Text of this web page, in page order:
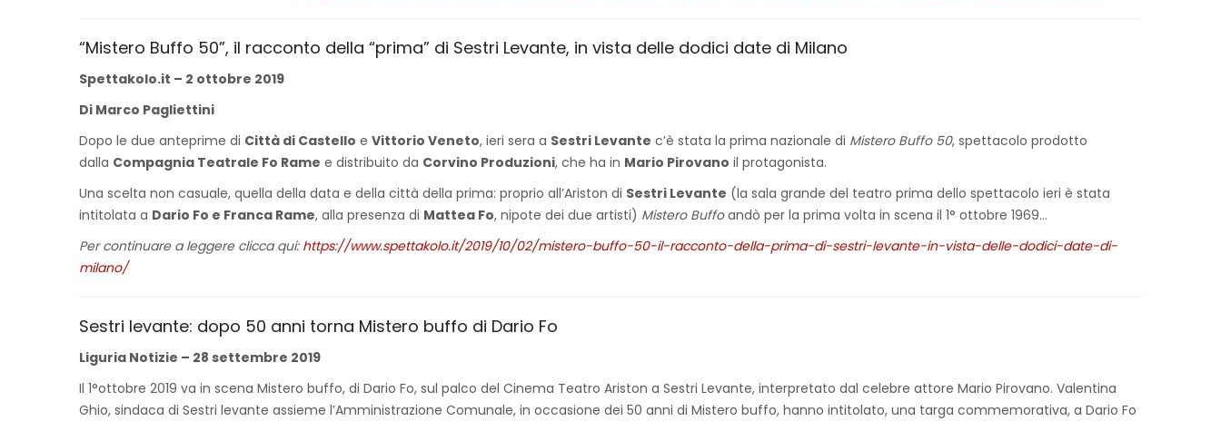
“Mistero Buffo 50”, il racconto della “prima” di Sestri Levante, in vista delle dodici date di Milano
Spettakolo.it – 2 ottobre 2019
Di Marco Pagliettini
Dopo le due anteprime di Città di Castello e Vittorio Veneto, ieri sera a Sestri Levante c’è stata la prima nazionale di Mistero Buffo 50, spettacolo prodotto
dalla Compagnia Teatrale Fo Rame e distribuito da Corvino Produzioni, che ha in Mario Pirovano il protagonista.
Una scelta non casuale, quella della data e della città della prima: proprio all’Ariston di Sestri Levante (la sala grande del teatro prima dello spettacolo ieri è stata
intitolata a Dario Fo e Franca Rame, alla presenza di Mattea Fo, nipote dei due artisti) Mistero Buffoandò per la prima volta in scena il 1° ottobre 1969…
Per continuare a leggere clicca qui: https://www.spettakolo.it/2019/10/02/mistero-buffo-50-il-racconto-della-prima-di-sestri-levante-in-vista-delle-dodici-date-di-
milano/
Sestri levante: dopo 50 anni torna Mistero buffo di Dario Fo
Liguria Notizie – 28 settembre 2019
Il 1°ottobre 2019 va in scena Mistero buffo, di Dario Fo, sul palco del Cinema Teatro Ariston a Sestri Levante, interpretato dal celebre attore Mario Pirovano. Valentina
Ghio, sindaca di Sestri levante assieme l’Amministrazione Comunale, in occasione dei 50 anni di Mistero buffo, hanno intitolato, una targa commemorativa, a Dario Fo